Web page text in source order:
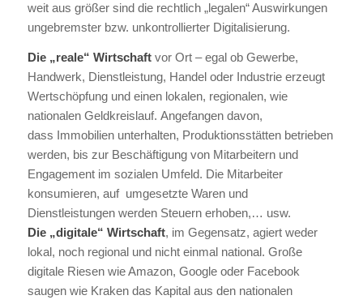
weit aus größer sind die rechtlich „legalen“ Auswirkungen
ungebremster bzw. unkontrollierter Digitalisierung.
Die „reale“ Wirtschaftvor Ort – egal ob Gewerbe,
Handwerk, Dienstleistung, Handel oder Industrie erzeugt
Wertschöpfung und einen lokalen, regionalen, wie
nationalen Geldkreislauf. Angefangen davon,
dass Immobilien unterhalten, Produktionsstätten betrieben
werden, bis zur Beschäftigung von Mitarbeitern und
Engagement im sozialen Umfeld. Die Mitarbeiter
konsumieren, auf umgesetzte Waren und
Dienstleistungen werden Steuern erhoben,… usw.
Die „digitale“ Wirtschaft, im Gegensatz, agiert weder
lokal, noch regional und nicht einmal national. Große
digitale Riesen wie Amazon, Google oder Facebook
saugen wie Kraken das Kapital aus den nationalen